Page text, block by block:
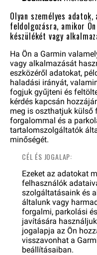
Olyan személyes
feldolgozásra, amikor
készülékét vagy
Ha Ön a Garmin
vagy alkalmazását
eszközéről adatokat,
haladási irányát,
fogjuk gyűjteni és
kérdés kapcsán
meg is oszthatjuk külső
forgalommal és a
tartalomszolgáltatók
minőségét.
CÉL ÉS JOGALAP:
Ezeket az adatokat
felhasználók
szolgáltatásaink és
általunk vagy
forgalmi, parkolási
javítására
jogalapja az Ön
visszavonhat a
beállításaiban.